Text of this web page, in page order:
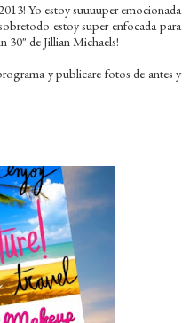
Yo estoy suuuuper emocionada
estoy super enfocada para
30" de Jillian Michaels!
y publicare fotos de antes y